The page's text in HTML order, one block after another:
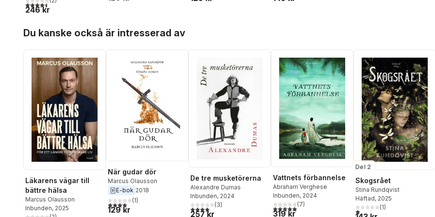
4,5utav 5 stjärnor. Totalt antal röster:
246 kr
Olausson,Rose Tillberg
Mattsson,Susanne Järved
Camilla Linde, Hanna
Nordlander,Helen
Johansson,Per Wilkenson
Linus Lindkvist,Mattias
Kuldkepp
Du kanske också är intresserad av
Läkarens vägar till
bättre hälsa
Marcus Olausson
Inbunden, 2025
När gudar dör
Marcus Olausson
E-bok 2018
4,0utav 5 stjärnor. Totalt antal röster:
(1)
129 kr
De tre musketörerna
Alexandre Dumas
Inbunden, 2024
4,0utav 5 stjärnor. Totalt antal röster:
(3)
257 kr
Vattnets förbannelse
Abraham Verghese
Inbunden, 2024
5,0utav 5 stjärnor. Totalt antal röster:
(7)
319 kr
Del 2
Skogsrået
Stina Rundqvist
Häftad, 2025
1,0utav 5 stjärnor. Totalt
(1)